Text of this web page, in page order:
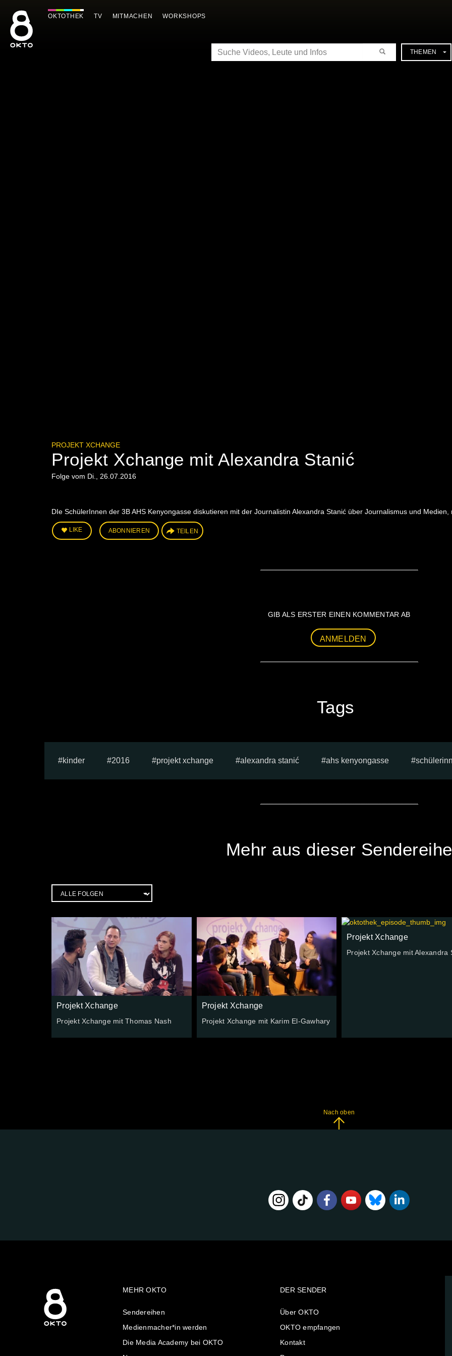
Inhalt
springen
OKTOTHEK TV MITMACHEN WORKSHOPS
SUCHE THEMEN
PROJEKT XCHANGE
Projekt Xchange mit Alexandra Stanić
Folge vom Di., 26.07.2016
DIe SchülerInnen der 3B AHS Kenyongasse diskutieren mit der Journalistin Alexandra Stanić über Journalismus und Medien,
LIKE ABONNIEREN TEILEN
GIB ALS ERSTER EINEN KOMMENTAR AB
ANMELDEN
Tags
kinder 2016 projekt xchange alexandra stanić ahs kenyongasse
Mehr aus dieser Sendereihe
Projekt Xchange
Projekt Xchange mit Thomas Nash
Projekt Xchange
Projekt Xchange mit Karim El-Gawhary
Projekt Xchange
Projekt Xchange mit Alexandra
Nach oben
MEHR OKTO
Sendereihen
Medienmacher*in werden
Die Media Academy bei OKTO
DER SENDER
Über OKTO
OKTO empfangen
Kontakt